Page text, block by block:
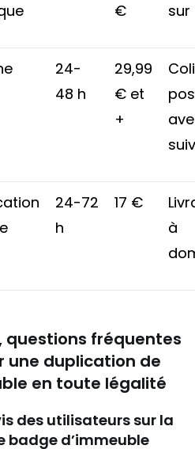
€
sur
24-
48 h
29,99
€ et
+
24-72
h
17 €
à
questions fréquentes
une duplication de
en toute légalité
des utilisateurs sur la
badge d’immeuble